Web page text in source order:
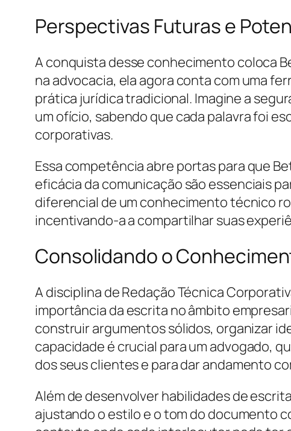
Perspectivas Futuras e
A conquista desse conhecimento coloca
na advocacia, ela agora conta com uma
prática jurídica tradicional. Imagine a
um ofício, sabendo que cada palavra foi
corporativas.
Essa competência abre portas para que
eficácia da comunicação são essenciais
diferencial de um conhecimento técnico
incentivando-a a compartilhar suas
Consolidando o
A disciplina de Redação Técnica
importância da escrita no âmbito
construir argumentos sólidos, organizar
capacidade é crucial para um advogado,
dos seus clientes e para dar andamento
Além de desenvolver habilidades de
ajustando o estilo e o tom do documento